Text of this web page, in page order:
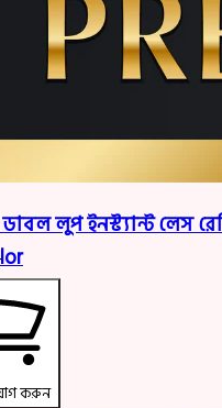
লুপ ইনস্ট্যান্ট লেস
করুন